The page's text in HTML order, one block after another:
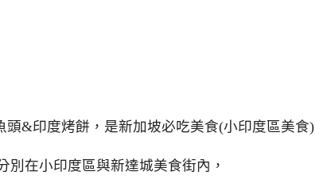
頭&印度烤餅，是新加坡必吃美食(小印度區美食)
別在小印度區與新達城美食街內，